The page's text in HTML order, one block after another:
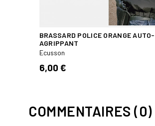
BRASSARD POLICE ORANGE AUTO-
AGRIPPANT
Ecusson
6,00 €
COMMENTAIRES (0)